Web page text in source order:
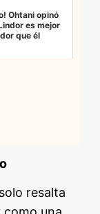
Ohtani opinó
es mejor
que él
resalta